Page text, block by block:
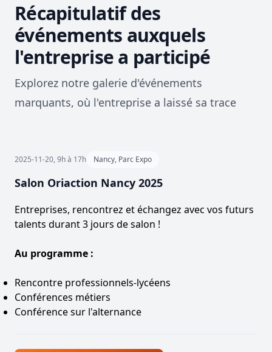
Récapitulatif des
événements auxquels
l'entreprise a participé
Explorez notre galerie d'événements
marquants, où l'entreprise a laissé sa trace
2025-11-20, 9h à 17h Nancy, Parc Expo
Salon Oriaction Nancy 2025
Entreprises, rencontrez et échangez avec vos futurs
talents durant 3 jours de salon !
Au programme :
Rencontre professionnels-lycéens
Conférences métiers
Conférence sur l'alternance